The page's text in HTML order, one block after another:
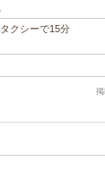
クシーで15分